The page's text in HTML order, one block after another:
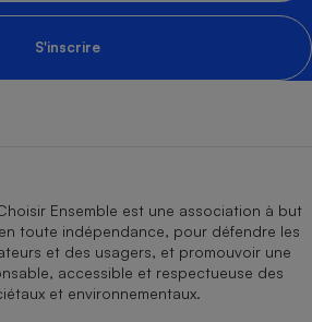
S'inscrire
Ensemble est une association à but
toute indépendance, pour défendre les
et des usagers, et promouvoir une
accessible et respectueuse des
et environnementaux.